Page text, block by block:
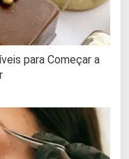
para Começar a